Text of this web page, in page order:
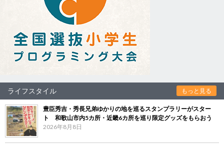
ライフスタイル もっと見る
豊臣秀吉・秀長兄弟ゆかりの地を巡るスタンプラリーがスター
ト 和歌山市内5カ所・近畿6カ所を巡り限定グッズをもらおう
2026年8月8日